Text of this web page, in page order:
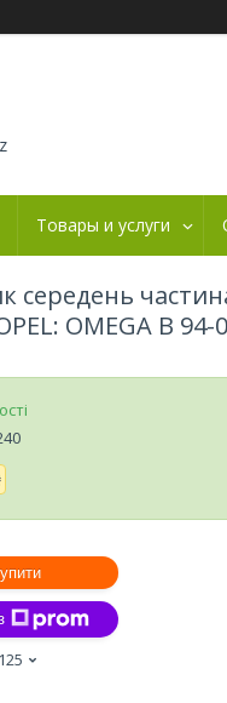
Товары и услуги
середень
OMEGA B 94-